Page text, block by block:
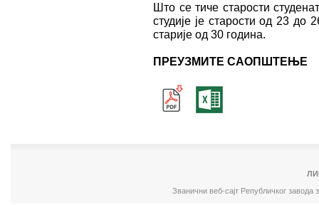
Што се тиче старости
студије је старости од 23 до
старије од 30 година.
ПРЕУЗМИТЕ САОПШТЕЊЕ
Званични веб-сајт Републичког